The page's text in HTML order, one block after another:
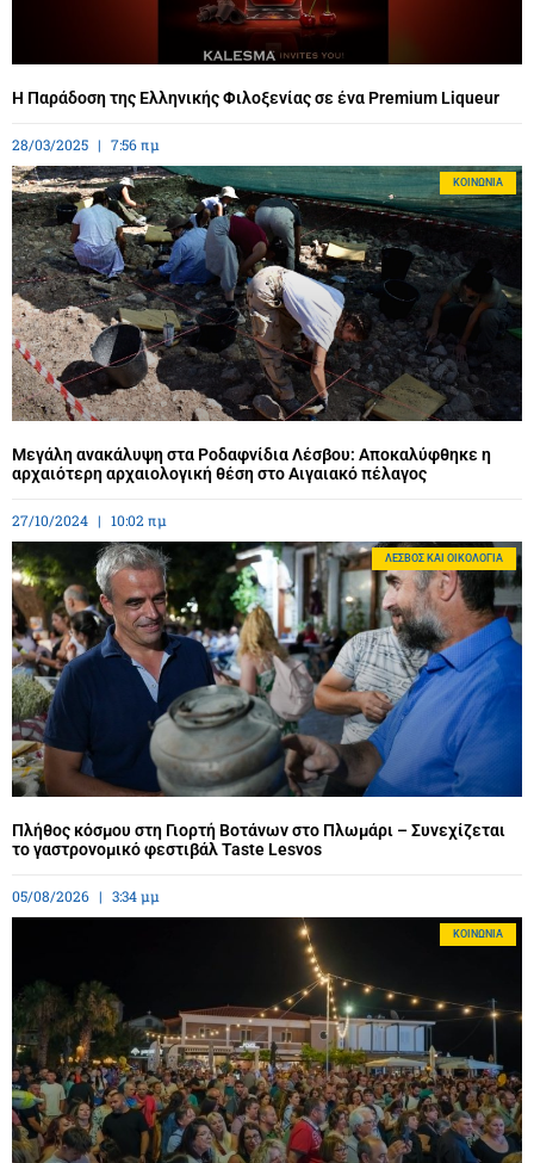
Η Παράδοση της Ελληνικής Φιλοξενίας σε ένα Premium Liqueur
28/03/2025 7:56 πμ
ΚΟΙΝΩΝΊΑ
Μεγάλη ανακάλυψη στα Ροδαφνίδια Λέσβου: Αποκαλύφθηκε η
αρχαιότερη αρχαιολογική θέση στο Αιγαιακό πέλαγος
27/10/2024 10:02 πμ
ΛΈΣΒΟΣ ΚΑΙ ΟΙΚΟΛΟΓΊΑ
Πλήθος κόσμου στη Γιορτή Βοτάνων στο Πλωμάρι – Συνεχίζεται
το γαστρονομικό φεστιβάλ Taste Lesvos
05/08/2026 3:34 μμ
ΚΟΙΝΩΝΊΑ